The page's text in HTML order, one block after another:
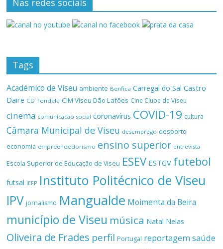
Nas redes sociais
Tags
Académico de Viseu ambiente Benfica Carregal do Sal Castro
Daire CD Tondela CIM Viseu Dão Lafões Cine Clube de Viseu
cinema comunicação social coronavírus COVID-19 cultura
Câmara Municipal de Viseu desemprego desporto
economia empreendedorismo ensino superior entrevista
Escola Superior de Educação de Viseu ESEV ESTGV futebol
futsal IEFP Instituto Politécnico de Viseu
IPV jornalismo Mangualde Moimenta da Beira
município de Viseu música Natal Nelas
Oliveira de Frades perfil Portugal reportagemsaúde